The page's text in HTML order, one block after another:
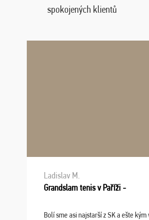
spokojených klientů
Ladislav M.
Grandslam tenis v Paříži -
Bolí sme asi najstarší z SK a ešte